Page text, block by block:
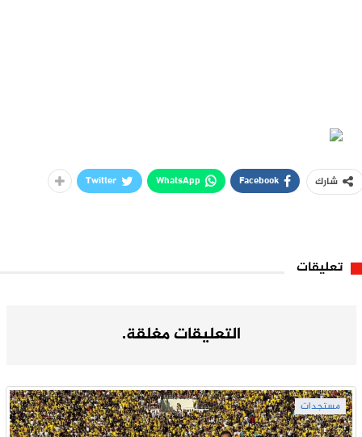
شارك Facebook
WhatsApp
Twitter
تعليقات
التعليقات مغلقة.
مستجدات